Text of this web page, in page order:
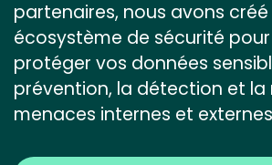
partenaires, nous avons créé
écosystème de sécurité
protéger vos données
prévention, la détection et la
menaces internes et